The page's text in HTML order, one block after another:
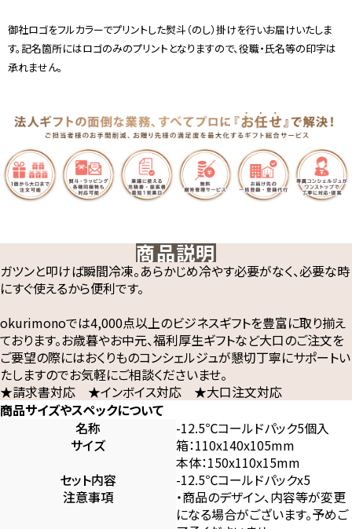
御社ロゴをフルカラーでプリントした熨斗（のし）掛けを行いお届けいたしま
す。記名箇所にはロゴのみのプリントとなりますので、役職・氏名等の印字は
承れません。
商品説明
ガツンと叩けば瞬間冷凍。あらかじめ冷やす必要がなく、必要な時
にすぐ使えるから便利です。
okurimonoでは4,000点以上のビジネスギフトを豊富に取り揃え
ております。お歳暮やお中元、福利厚生ギフトなど大口のご注文を
ご要望の際にはおくりものコンシェルジュが懇切丁寧にサポートい
たしますのでお気軽にご相談くださいませ。
★請求書対応 ★インボイス対応 ★大口注文対応
商品サイズやスペックについて
名称
-12.5℃コールドパック5個入
サイズ
箱：110x140x105mm
本体：150x110x15mm
セット内容
-12.5℃コールドパックx5
注意事項
・商品のデザイン、内容等が変更
になる場合がございます。予めご